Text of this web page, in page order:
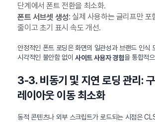
단계에서 폰트 전환을 최소화.
폰트 서브셋 생성: 실제 사용하는 글리프만 포
줄이고 초기 표시 속도 개선.
안정적인 폰트 로딩은 화면의 일관성과 브랜드 인식
시각적인 불안함 없이사이트 사용자 경험을 통합적
3-3. 비동기 및 지연 로딩 관리:
레이아웃 이동 최소화
동적 콘텐츠나 외부 스크립트가 로드되는 시점은